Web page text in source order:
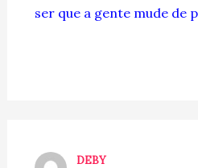
ser que a gente mude de
DEBY